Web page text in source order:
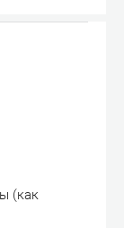
(как